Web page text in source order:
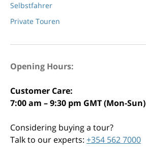
Selbstfahrer
Private Touren
Opening Hours:
Customer Care:
7:00 am – 9:30 pm GMT (Mon-Sun)
Considering buying a tour?
Talk to our experts: +354 562 7000